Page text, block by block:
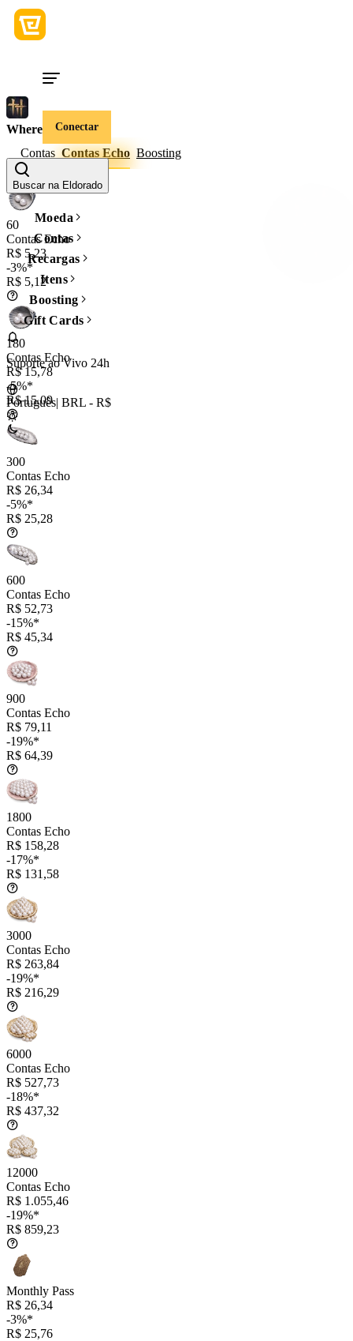
Conectar
Buscar na Eldorado
Moeda
Contas
Recargas
Itens
Boosting
Gift Cards
Suporte ao Vivo 24h
Português| BRL - R$
Where Winds Meet
Contas Contas Echo Boosting
Quantidade
60
Contas Echo
R$ 5,23
-3%*
R$ 5,12
180
Contas Echo
R$ 15,78
-5%*
R$ 15,09
300
Contas Echo
R$ 26,34
-5%*
R$ 25,28
600
Contas Echo
R$ 52,73
-15%*
R$ 45,34
900
Contas Echo
R$ 79,11
-19%*
R$ 64,39
1800
Contas Echo
R$ 158,28
-17%*
R$ 131,58
3000
Contas Echo
R$ 263,84
-19%*
R$ 216,29
6000
Contas Echo
R$ 527,73
-18%*
R$ 437,32
12000
Contas Echo
R$ 1.055,46
-19%*
R$ 859,23
Monthly Pass
R$ 26,34
-3%*
R$ 25,76